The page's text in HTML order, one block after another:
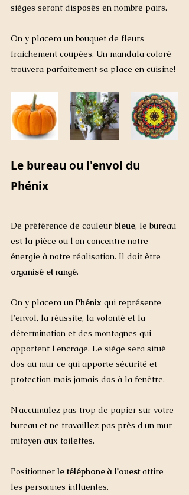
sièges seront disposés en nombre pairs.
On y placera un bouquet de fleurs
fraichement coupées. Un mandala coloré
trouvera parfaitement sa place en cuisine!
Le bureau ou l'envol du
Phénix
De préférence de couleur bleue, le bureau
est la pièce ou l'on concentre notre
énergie à notre réalisation. Il doit être
organisé et rangé.
On y placera un Phénix qui représente
l'envol, la réussite, la volonté et la
détermination et des montagnes qui
apportent l'encrage. Le siège sera situé
dos au mur ce qui apporte sécurité et
protection mais jamais dos à la fenêtre.
N'accumulez pas trop de papier sur votre
bureau et ne travaillez pas près d'un mur
mitoyen aux toilettes.
Positionner le téléphone à l'ouest attire
les personnes influentes.